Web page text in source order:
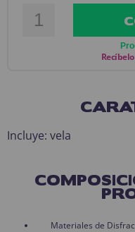
Incluye: vela
Materiales de